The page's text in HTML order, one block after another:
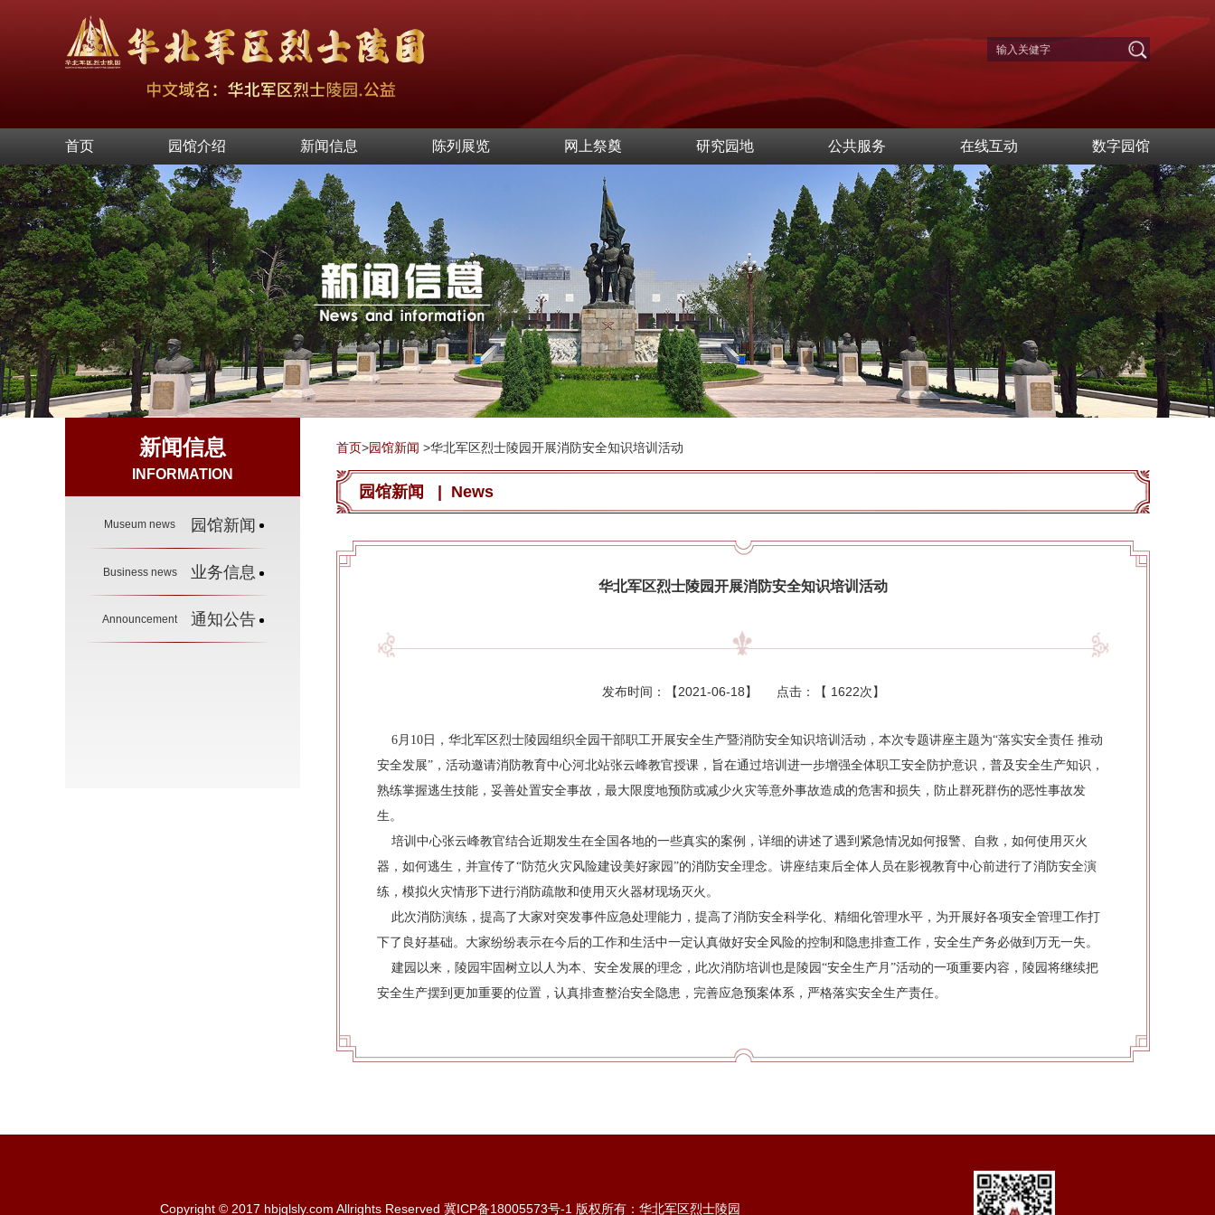
首页 园馆介绍 新闻信息 陈列展览 网上祭奠 研究园地 公共服务 在线互动 数字园馆
新闻信息
INFORMATION
Museum news 园馆新闻
Business news 业务信息
Announcement 通知公告
首页>园馆新闻 >华北军区烈士陵园开展消防安全知识培训活动
园馆新闻 News
华北军区烈士陵园开展消防安全知识培训活动
发布时间：【2021-06-18】 点击：【 1622次】
6月10日，华北军区烈士陵园组织全园干部职工开展安全生产暨消防安全知识培训活动，本次专题讲座主题为“落实安全责任 推动
安全发展”，活动邀请消防教育中心河北站张云峰教官授课，旨在通过培训进一步增强全体职工安全防护意识，普及安全生产知识，
熟练掌握逃生技能，妥善处置安全事故，最大限度地预防或减少火灾等意外事故造成的危害和损失，防止群死群伤的恶性事故发
生。
培训中心张云峰教官结合近期发生在全国各地的一些真实的案例，详细的讲述了遇到紧急情况如何报警、自救，如何使用灭火
器，如何逃生，并宣传了“防范火灾风险建设美好家园”的消防安全理念。讲座结束后全体人员在影视教育中心前进行了消防安全演
练，模拟火灾情形下进行消防疏散和使用灭火器材现场灭火。
此次消防演练，提高了大家对突发事件应急处理能力，提高了消防安全科学化、精细化管理水平，为开展好各项安全管理工作打
下了良好基础。大家纷纷表示在今后的工作和生活中一定认真做好安全风险的控制和隐患排查工作，安全生产务必做到万无一失。
建园以来，陵园牢固树立以人为本、安全发展的理念，此次消防培训也是陵园“安全生产月”活动的一项重要内容，陵园将继续把
安全生产摆到更加重要的位置，认真排查整治安全隐患，完善应急预案体系，严格落实安全生产责任。
Copyright © 2017 hbjqlsly.com Allrights Reserved 冀ICP备18005573号-1 版权所有：华北军区烈士陵园